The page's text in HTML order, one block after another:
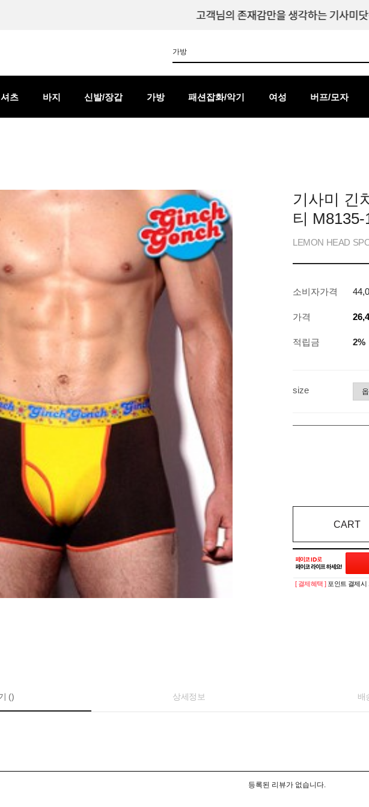
셔츠 바지 신발/장갑 가방 패션잡화/악기 여성 버프/모자
기사미 긴
티 M8135-
LEMON HEAD
소비자가격
가격
적립금 2%
size
CART
[ 결제혜택 ] 포인트 결제시
() 상세정보 배
등록된 리뷰가 없습니다.